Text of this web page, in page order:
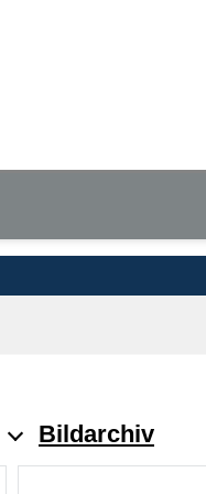
Bildarchiv